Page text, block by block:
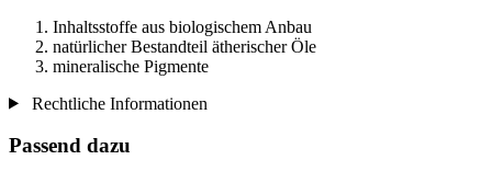
Inhaltsstoffe aus biologischem Anbau
natürlicher Bestandteil ätherischer Öle
mineralische Pigmente
Rechtliche Informationen
Passend dazu